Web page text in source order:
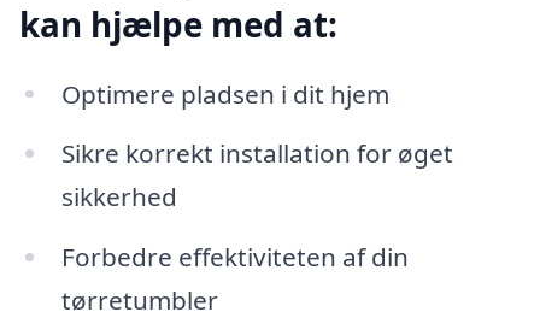
kan hjælpe med at:
Optimere pladsen i dit hjem
Sikre korrekt installation for øget
sikkerhed
Forbedre effektiviteten af din
tørretumbler